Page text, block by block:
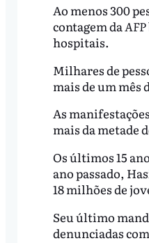
Ao menos 300
contagem da AFP
hospitais.
Milhares de
mais de um mês
As
mais da metade
Os últimos 15
ano passado,
18 milhões de
Seu último
denunciadas